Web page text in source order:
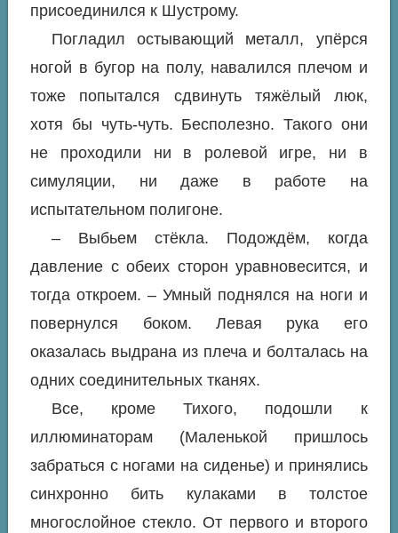
присоединился к Шустрому.
Погладил остывающий металл, упёрся
ногой в бугор на полу, навалился плечом и
тоже попытался сдвинуть тяжёлый люк,
хотя бы чуть-чуть. Бесполезно. Такого они
не проходили ни в ролевой игре, ни в
симуляции, ни даже в работе на
испытательном полигоне.
– Выбьем стёкла. Подождём, когда
давление с обеих сторон уравновесится, и
тогда откроем. – Умный поднялся на ноги и
повернулся боком. Левая рука его
оказалась выдрана из плеча и болталась на
одних соединительных тканях.
Все, кроме Тихого, подошли к
иллюминаторам (Маленькой пришлось
забраться с ногами на сиденье) и принялись
синхронно бить кулаками в толстое
многослойное стекло. От первого и второго